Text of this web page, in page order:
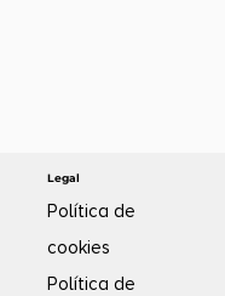
Legal
Política de
cookies
Política de